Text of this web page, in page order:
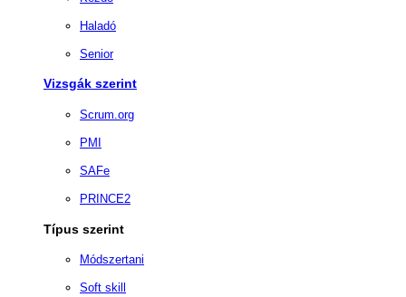
Haladó
Senior
Vizsgák szerint
Scrum.org
PMI
SAFe
PRINCE2
Típus szerint
Módszertani
Soft skill